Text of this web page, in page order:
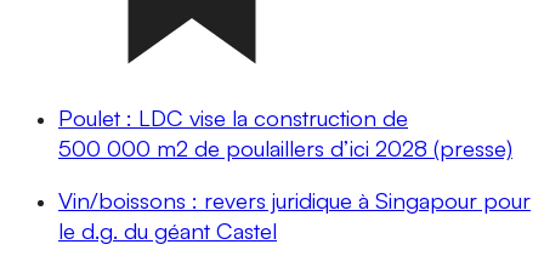
Poulet : LDC vise la construction de
500 000 m2 de poulaillers d’ici 2028 (presse)
Vin/boissons : revers juridique à Singapour pour
le d.g. du géant Castel